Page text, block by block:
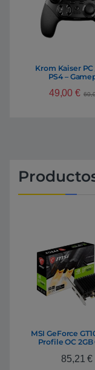
Krom Kaiser PC
PS4 –
49,00€
MSI GeForce
Profile OC 2GB
85,21€